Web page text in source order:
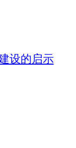
设的启示